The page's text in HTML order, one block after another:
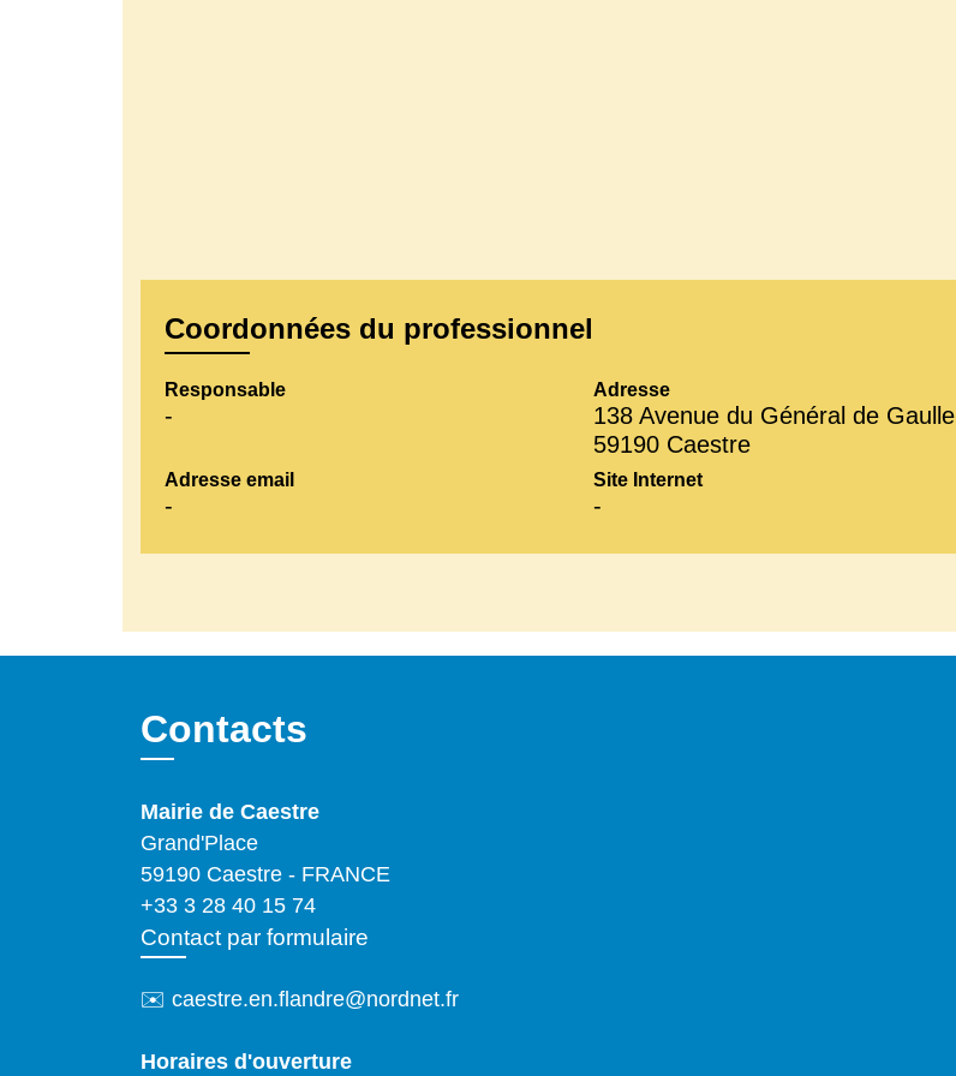
Coordonnées du professionnel
Responsable
-
Adresse
138 Avenue du Général de Gaulle
59190 Caestre
Adresse email
-
Site Internet
-
Contacts
Mairie de Caestre
Grand'Place
59190 Caestre - FRANCE
+33 3 28 40 15 74
Contact par formulaire
✉️ caestre.en.flandre@nordnet.fr
Horaires d'ouverture